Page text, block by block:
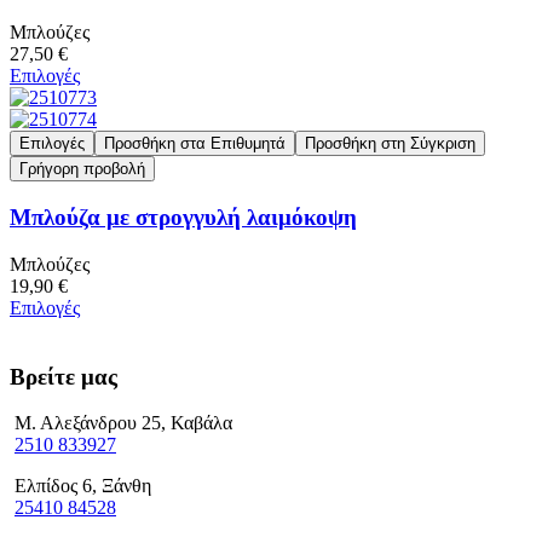
Μπλούζες
27,50 €
Επιλογές
Επιλογές Προσθήκη στα Επιθυμητά
Προσθήκη στη Σύγκριση
Γρήγορη προβολή
Μπλούζα με στρογγυλή λαιμόκοψη
Μπλούζες
19,90 €
Επιλογές
Βρείτε μας
Μ. Αλεξάνδρου 25, Καβάλα
2510 833927
Ελπίδος 6, Ξάνθη
25410 84528